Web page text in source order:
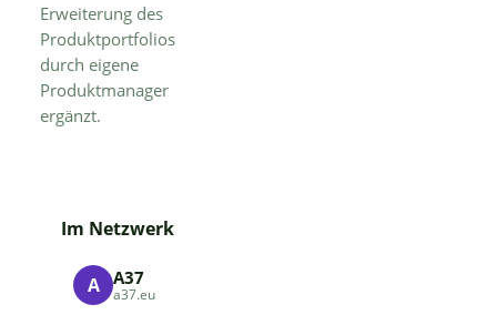
Erweiterung des
Produktportfolios
durch eigene
Produktmanager
ergänzt.
Im Netzwerk
A A37
a37.eu